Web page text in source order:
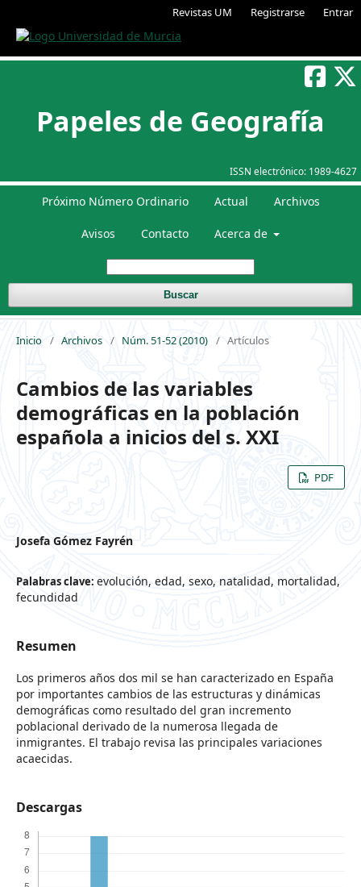
Revistas UM Registrarse Entrar
ISSN electrónico: 1989-4627
Papeles de Geografía
Próximo Número Ordinario Actual Archivos
Avisos Contacto Acerca de
Buscar
Inicio / Archivos / Núm. 51-52 (2010) / Artículos
Cambios de las variables
demográficas en la población
española a inicios del s. XXI
PDF
Josefa Gómez Fayrén
Palabras clave: evolución, edad, sexo, natalidad, mortalidad,
fecundidad
Resumen
Los primeros años dos mil se han caracterizado en España
por importantes cambios de las estructuras y dinámicas
demográficas como resultado del gran incremento
poblacional derivado de la numerosa llegada de
inmigrantes. El trabajo revisa las principales variaciones
acaecidas.
Descargas